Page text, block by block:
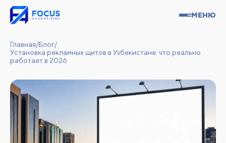
МЕНЮ
Главная/Блог/
Установка рекламных щитов в Узбекистане: что реально
работает в 2026